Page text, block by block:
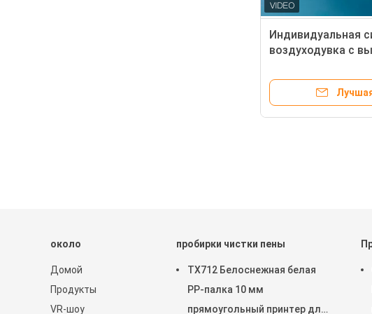
Индивидуальная
воздуходувка с
объектива
насадкой
около
Домой
Продукты
VR-шоу
пробирки чистки пены
TX712 Белоснежная белая
PP-палка 10 мм
прямоугольный принтер для